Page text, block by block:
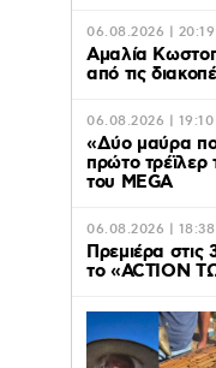
06.08.2026 | 20:19
Αμαλία
από τις
06.08.2026 | 19:10
«Δύο μαύρα
πρώτο τρέϊλερ
του MEGA
06.08.2026 | 18:38
Πρεμιέρα στις
το «ACTION